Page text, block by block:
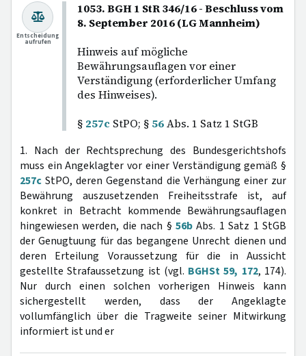
1053. BGH 1 StR 346/16 - Beschluss vom
8. September 2016 (LG Mannheim)
Hinweis auf mögliche
Bewährungsauflagen vor einer
Verständigung (erforderlicher Umfang
des Hinweises).
§ 257c StPO; § 56Abs. 1 Satz 1 StGB
Entscheidung
aufrufen
1. Nach der Rechtsprechung des Bundesgerichtshofs
muss ein Angeklagter vor einer Verständigung gemäß §
257c StPO, deren Gegenstand die Verhängung einer zur
Bewährung auszusetzenden Freiheitsstrafe ist, auf
konkret in Betracht kommende Bewährungsauflagen
hingewiesen werden, die nach § 56b Abs. 1 Satz 1 StGB
der Genugtuung für das begangene Unrecht dienen und
deren Erteilung Voraussetzung für die in Aussicht
gestellte Strafaussetzung ist (vgl. BGHSt 59, 172, 174).
Nur durch einen solchen vorherigen Hinweis kann
sichergestellt werden, dass der Angeklagte
vollumfänglich über die Tragweite seiner Mitwirkung
informiert ist und er